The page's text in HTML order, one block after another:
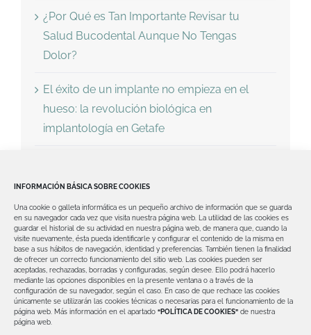
INFORMACIÓN BÁSICA SOBRE COOKIES
Una cookie o galleta informática es un pequeño archivo de información que se guarda
en su navegador cada vez que visita nuestra página web.
La utilidad de las cookies es
guardar el historial de su actividad en nuestra página web, de manera que, cuando la
visite nuevamente, ésta pueda identificarle y configurar el contenido de la misma en
base a sus hábitos de navegación, identidad y preferencias. También tienen la finalidad
de ofrecer un correcto funcionamiento del sitio web.
Las cookies pueden ser
aceptadas, rechazadas, borradas y configuradas, según desee. Ello podrá hacerlo
mediante las opciones disponibles en la presente ventana o a través de la
configuración de su navegador, según el caso. En caso de que rechace las cookies
únicamente se utilizarán las cookies técnicas o necesarias para el funcionamiento de la
página web. Más información en el apartado “POLÍTICA DE COOKIES” de nuestra
página web.
¿Por Qué es Tan Importante Revisar tu
Salud Bucodental Aunque No Tengas
Dolor?
El éxito de un implante no empieza en el
hueso: la revolución biológica en
implantología en Getafe
avanzada para recuperar tu sonrisa
¿Te dijeron que no tienes hueso para
implantes? Implantología avanzada en
Getafe con soluciones reales